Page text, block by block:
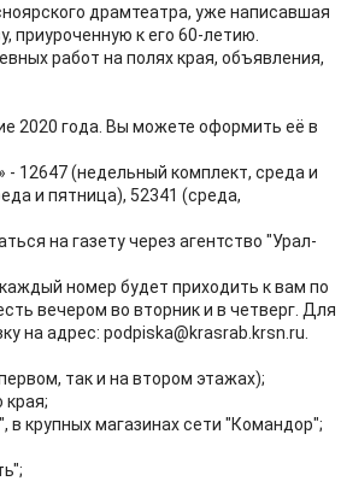
драмтеатра, уже написавшая
приуроченную к его 60-летию.
работ на полях края, объявления,
2020 года. Вы можете оформить её в
- 12647 (недельный комплект, среда и
и пятница), 52341 (среда,
на газету через агентство "Урал-
номер будет приходить к вам по
вечером во вторник и в четверг. Для
на адрес: podpiska@krasrab.krsn.ru.
так и на втором этажах);
края;
в крупных магазинах сети "Командор";